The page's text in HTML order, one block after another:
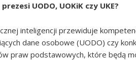
UODO, UOKiK czy UKE?
inteligencji przewiduje
dane osobowe (UODO) czy
praw podstawowych, które będą